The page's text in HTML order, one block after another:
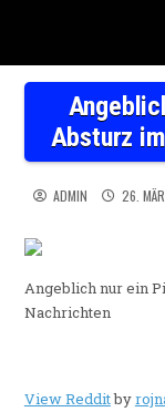
Absturz
ADMIN 26.
Angeblich nur ein
Nachrichten
View Redditby